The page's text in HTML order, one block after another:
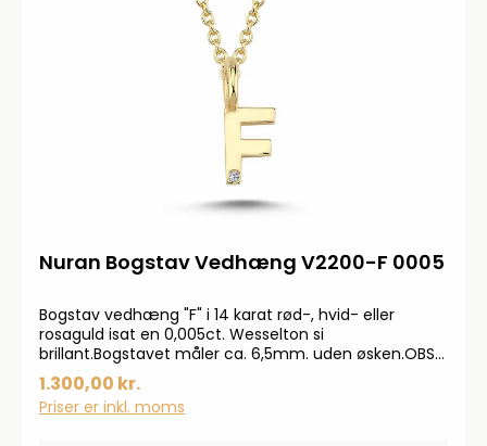
Nuran Bogstav Vedhæng V2200-F 0005
Bogstav vedhæng "F" i 14 karat rød-, hvid- eller
rosaguld isat en 0,005ct. Wesselton si
brillant.Bogstavet måler ca. 6,5mm. uden øsken.OBS!
Kæde medfølger ikke.Smykkerne produceres på
bestilling, forvent derfor en leveringstid på op til 14
dageHar du specielle ønsker, kontakt da gerne
1.300,00 kr.
Priser er inkl. moms